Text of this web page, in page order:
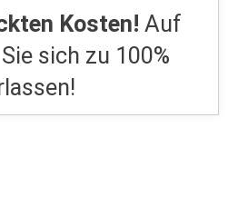
Kosten! Auf
sich zu 100%